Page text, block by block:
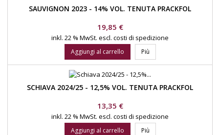
SAUVIGNON 2023 - 14% VOL. TENUTA PRACKFOL
Prezzo
19,85 €
inkl. 22 % MwSt. escl. costi di spedizione
Aggiungi al carrello Più
SCHIAVA 2024/25 - 12,5% VOL. TENUTA PRACKFOL
Prezzo
13,35 €
inkl. 22 % MwSt. escl. costi di spedizione
Aggiungi al carrello Più